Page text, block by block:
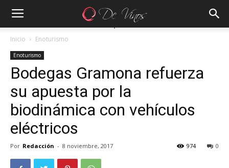
Inicio Enoturismo
Enoturismo
Bodegas Gramona refuerza
su apuesta por la
biodinámica con vehículos
eléctricos
Por Redacción - 8 noviembre, 2017 0
974